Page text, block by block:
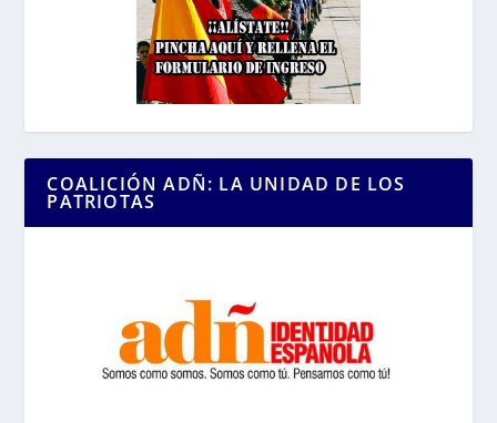
COALICIÓN ADÑ: LA UNIDAD DE LOS
PATRIOTAS